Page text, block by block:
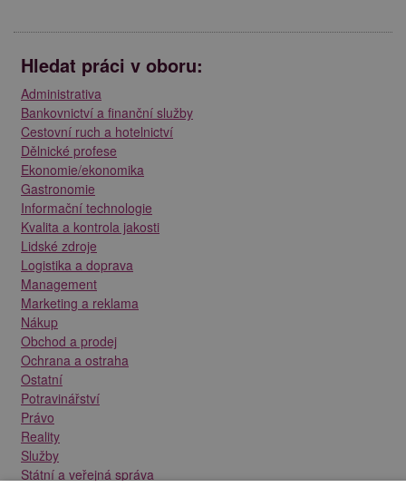
Hledat práci v oboru:
Administrativa
Bankovnictví a finanční služby
Cestovní ruch a hotelnictví
Dělnické profese
Ekonomie/ekonomika
Gastronomie
Informační technologie
Kvalita a kontrola jakosti
Lidské zdroje
Logistika a doprava
Management
Marketing a reklama
Nákup
Obchod a prodej
Ochrana a ostraha
Ostatní
Potravinářství
Právo
Reality
Služby
Státní a veřejná správa